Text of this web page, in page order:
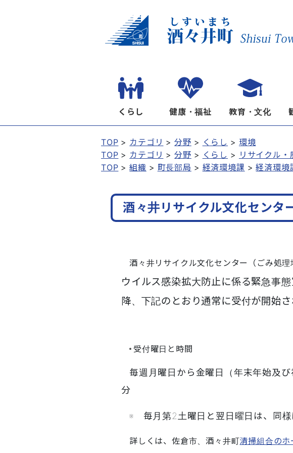
くらし 健康・福祉 教育・文化
TOP カテゴリ 分野 くらし
環境
TOP
カテゴリ 分野 くらし
リサイクル・
TOP
組織 町長部局 経済環境課 経済環境
酒々井リサイクル文化センタ
酒々井リサイクル文化センター（ごみ処
ウイルス感染拡大防止に係る緊急事
降、下記のとおり通常に受付が開始
受付曜日と時間
毎週月曜日から金曜日（年末年始
分
※ 毎月第2土曜日と翌日曜日は、同
詳しくは、佐倉市、酒々井町清掃組合のホ